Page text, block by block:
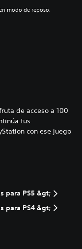
modo de reposo.
de acceso a 100
tus
con ese juego
para PS5 &gt;
para PS4 &gt;